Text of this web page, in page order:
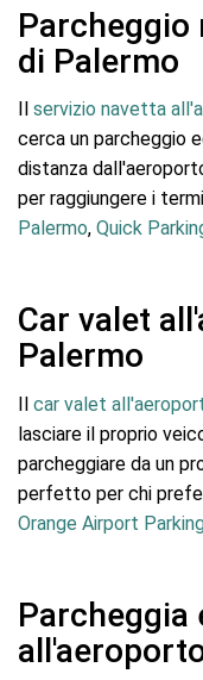
Parcheggio
di Palermo
Il servizio navetta
cerca un parcheggio
distanza
per raggiungere i
Palermo, Quick
Car valet
Palermo
Il car valet
lasciare il proprio
parcheggiare da un
perfetto per chi
Orange Airport
Parcheggia